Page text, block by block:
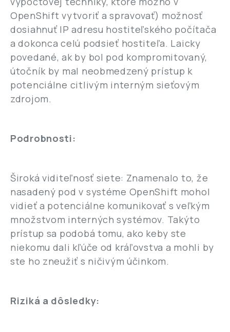
OpenShift vytvoriť a spravovať) možnosť
dosiahnuť IP adresu hostiteľského počítača
a dokonca celú podsieť hostiteľa. Laicky
povedané, ak by bol pod kompromitovaný,
útočník by mal neobmedzený prístup k
potenciálne citlivým interným sieťovým
zdrojom.
Podrobnosti:
Široká viditeľnosť siete: Znamenalo to, že
nasadený pod v systéme OpenShift mohol
vidieť a potenciálne komunikovať s veľkým
množstvom interných systémov. Takýto
prístup sa podobá tomu, ako keby ste
niekomu dali kľúče od kráľovstva a mohli by
ste ho zneužiť s ničivým účinkom.
Riziká a dôsledky: